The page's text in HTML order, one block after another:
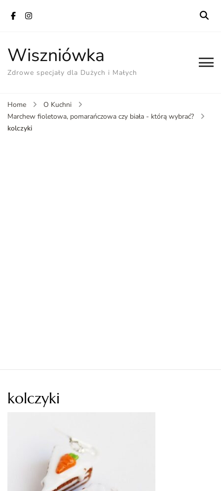
Wiszniówka
Zdrowe specjały dla Dużych i Małych
Home
O Kuchni
Marchew fioletowa, pomarańczowa czy biała - którą wybrać?
kolczyki
kolczyki